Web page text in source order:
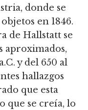
donde se
en 1846.
de Hallstatt se
aproximados,
y del 650 al
hallazgos
que esta
que se creía, lo